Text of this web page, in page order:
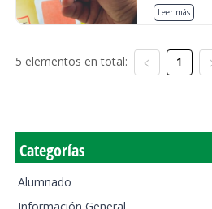
Leer más
5 elementos en total: 1
Categorías
Alumnado
Información General